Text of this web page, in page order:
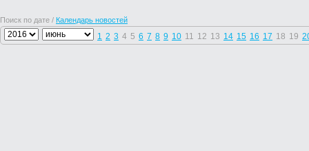
Поиск по дате / Календарь новостей
1 2 3 4 5 6 7 8 9 10 11 12 13 14 15 16 17 18 19